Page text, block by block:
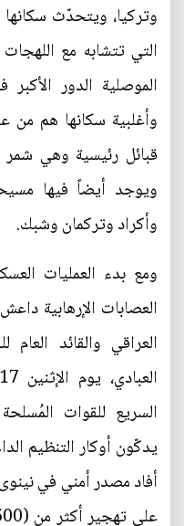
وتركيا، ويتحدّث سكانها
التي تتشابه مع اللهجات
الموصلية الدور
وأغلبية سكانها هم
قبائل رئيسية وهي شمر
ويوجد أيضاً فيها
وأكراد وتركمان وشبك.
ومع بدء العمليات
العصابات الإرهابية
العراقي والقائد
السريع للقوات
يدكّون أوكار التنظيم
أفاد مصدر أمني في